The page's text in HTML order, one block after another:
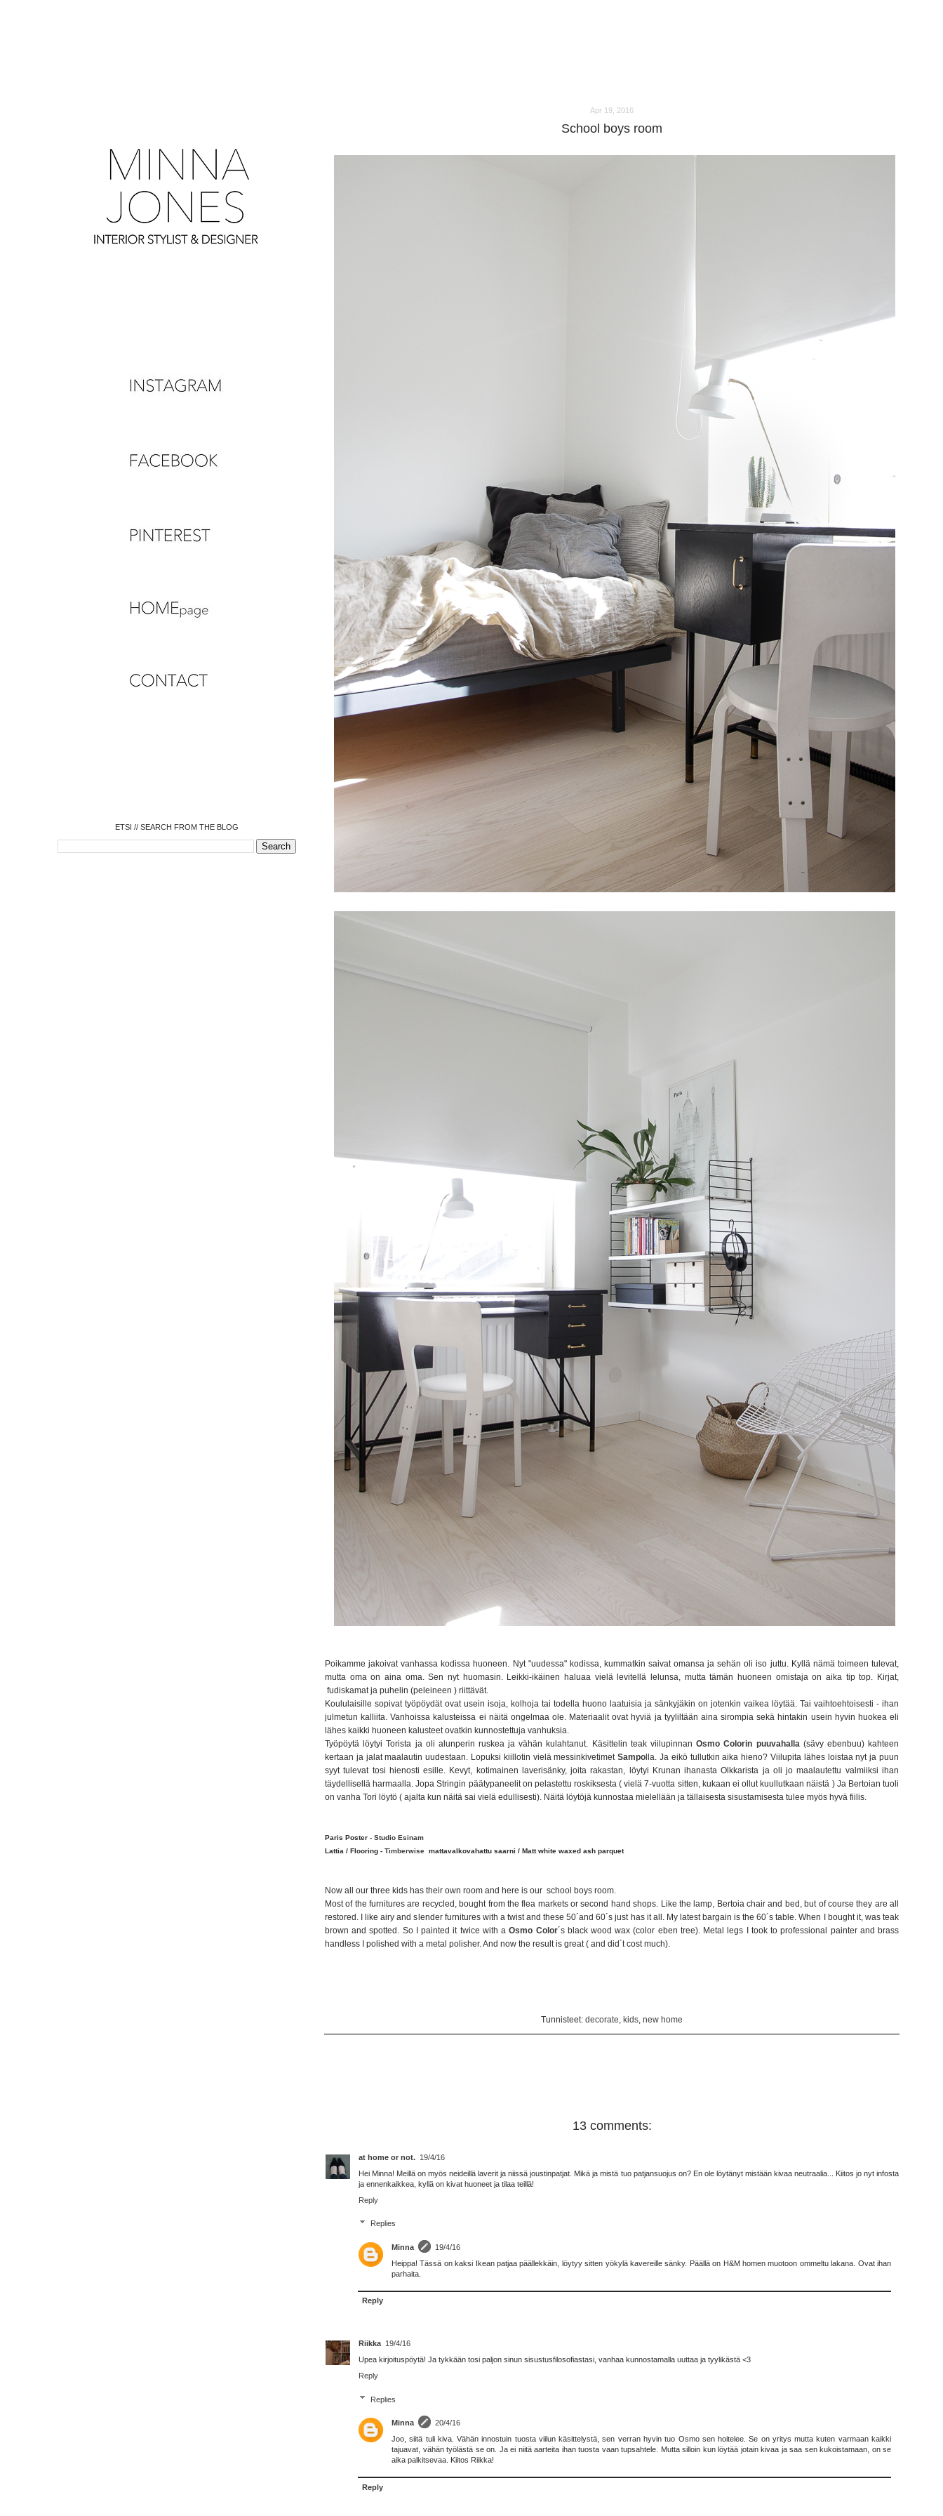
Apr 19, 2016
School boys room
Poikamme jakoivat vanhassa kodissa huoneen. Nyt "uudessa" kodissa, kummatkin saivat omansa ja sehän oli iso juttu. Kyllä nämä toimeen tulevat,
mutta oma on aina oma. Sen nyt huomasin. Leikki-ikäinen haluaa vielä levitellä lelunsa, mutta tämän huoneen omistaja on aika tip top. Kirjat,
fudiskamat ja puhelin (peleineen ) riittävät.
Koululaisille sopivat työpöydät ovat usein isoja, kolhoja tai todella huono laatuisia ja sänkyjäkin on jotenkin vaikea löytää. Tai vaihtoehtoisesti - ihan
julmetun kalliita. Vanhoissa kalusteissa ei näitä ongelmaa ole. Materiaalit ovat hyviä ja tyyliltään aina sirompia sekä hintakin usein hyvin huokea eli
lähes kaikki huoneen kalusteet ovatkin kunnostettuja vanhuksia.
Työpöytä löytyi Torista ja oli alunperin ruskea ja vähän kulahtanut. Käsittelin teak viilupinnanOsmo Colorin puuvahalla (sävy ebenbuu) kahteen
kertaan ja jalat maalautin uudestaan. Lopuksi kiillotin vielä messinkivetimet Sampolla. Ja eikö tullutkin aika hieno? Viilupita lähes loistaa nyt ja puun
syyt tulevat tosi hienosti esille. Kevyt, kotimainen laverisänky, joita rakastan, löytyi Krunan ihanasta Olkkarista ja oli jo maalautettu valmiiksi ihan
täydellisellä harmaalla. Jopa Stringin päätypaneelit on pelastettu roskiksesta ( vielä 7-vuotta sitten, kukaan ei ollut kuullutkaan näistä ) Ja Bertoian tuoli
on vanha Tori löytö ( ajalta kun näitä sai vielä edullisesti). Näitä löytöjä kunnostaa mielellään ja tällaisesta sisustamisesta tulee myös hyvä fiilis.
Paris Poster - Studio Esinam
Lattia / Flooring - Timberwise mattavalkovahattu saarni / Matt white waxed ash parquet
Now all our three kids has their own room and here is our school boys room.
Most of the furnitures are recycled, bought from the flea markets or second hand shops. Like the lamp, Bertoia chair and bed, but of course they are all
restored. I like airy and slender furnitures with a twist and these 50´and 60´s just has it all. My latest bargain is the 60´s table. When I bought it, was teak
brown and spotted. So I painted it twice with aOsmo Color´s black wood wax (color eben tree). Metal legs I took to professional painter and brass
handless I polished with a metal polisher. And now the result is great ( and did´t cost much).
Tunnisteet: decorate kids new home
13 comments:
at home or not. 19/4/16
Hei Minna! Meillä on myös neideillä laverit ja niissä joustinpatjat. Mikä ja mistä tuo patjansuojus on? En ole löytänyt mistään kivaa neutraalia... Kiitos jo nyt infosta
ja ennenkaikkea, kyllä on kivat huoneet ja tilaa teillä!
Reply
Replies
Minna
19/4/16
Heippa! Tässä on kaksi Ikean patjaa päällekkäin, löytyy sitten yökylä kavereille sänky. Päällä on H&M homen muotoon ommeltu lakana. Ovat ihan
parhaita.
Reply
Riikka 19/4/16
Upea kirjoituspöytä! Ja tykkään tosi paljon sinun sisustusfilosofiastasi, vanhaa kunnostamalla uuttaa ja tyylikästä <3
Reply
Replies
Minna
20/4/16
Joo, siitä tuli kiva. Vähän innostuin tuosta viilun käsittelystä, sen verran hyvin tuo Osmo sen hoitelee. Se on yritys mutta kuten varmaan kaikki
tajuavat, vähän työlästä se on. Ja ei niitä aarteita ihan tuosta vaan tupsahtele. Mutta silloin kun löytää jotain kivaa ja saa sen kukoistamaan, on se
aika palkitsevaa. Kiitos Riikka!
Reply
ETSI // SEARCH FROM THE BLOG